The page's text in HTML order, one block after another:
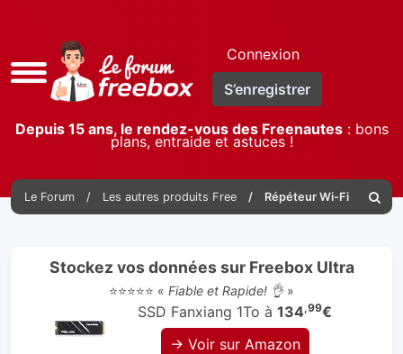
Accès
rapide
Connexion
S’enregistrer
Depuis 15 ans, le rendez-vous des Freenautes: bons
plans, entraide et astuces !
Le Forum Les autres produits Free Répéteur Wi-Fi
Stockez vos données sur Freebox Ultra
⭐⭐⭐⭐⭐ « Fiable et Rapide! 👌»
SSD Fanxiang 1To à 134,99€
→ Voir sur Amazon